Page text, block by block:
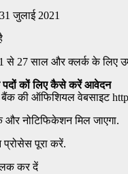
जुलाई 2021
27 साल और क्लर्क के लिए
कों लिएकैसे करें आवेदन
की ऑफिशियल वेबसाइट
और नोटिफिकेशन मिल जाएगा.
पूरा करें.
कर दें